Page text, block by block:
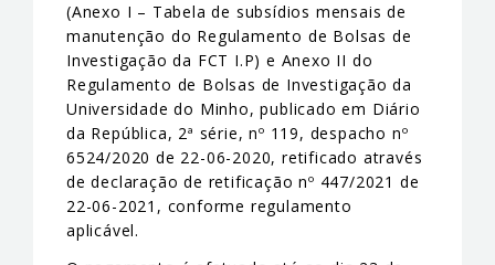
(Anexo I – Tabela de subsídios mensais de
manutenção do Regulamento de Bolsas de
Investigação da FCT I.P) e Anexo II do
Regulamento de Bolsas de Investigação da
Universidade do Minho, publicado em Diário
da República, 2ª série, nº 119, despacho nº
6524/2020 de 22-06-2020, retificado através
de declaração de retificação nº 447/2021 de
22-06-2021, conforme regulamento
aplicável.